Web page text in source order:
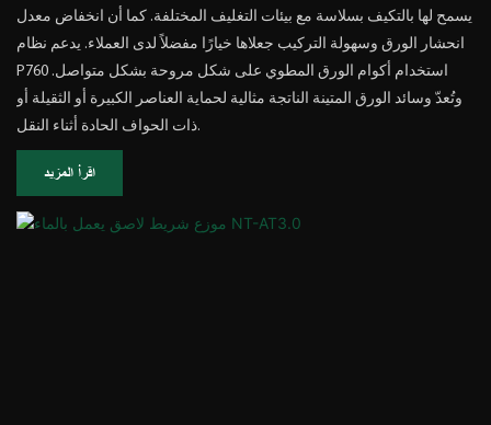
يسمح لها بالتكيف بسلاسة مع بيئات التغليف المختلفة. كما أن انخفاض معدل
انحشار الورق وسهولة التركيب جعلاها خيارًا مفضلاً لدى العملاء. يدعم نظام
P760 استخدام أكوام الورق المطوي على شكل مروحة بشكل متواصل.
وتُعدّ وسائد الورق المتينة الناتجة مثالية لحماية العناصر الكبيرة أو الثقيلة أو
ذات الحواف الحادة أثناء النقل.
اقرأ المزيد